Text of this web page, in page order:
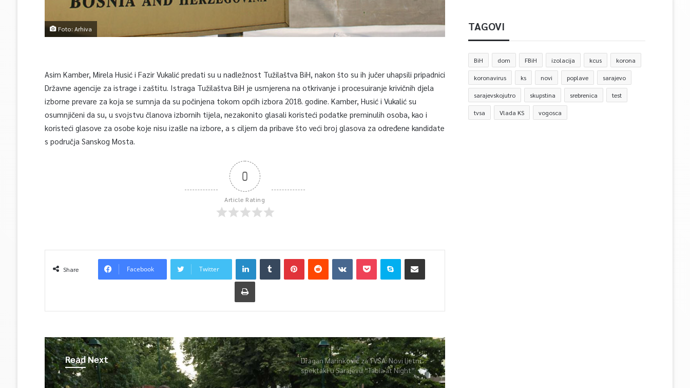
Foto: Arhiva
Asim Kamber, Mirela Husić i Fazir Vukalić predati su u nadležnost Tužilaštva BiH, nakon što su ih jučer uhapsili pripadnici
Državne agencije za istrage i zaštitu. Istraga Tužilaštva BiH je usmjerena na otkrivanje i procesuiranje krivičnih djela
izborne prevare za koja se sumnja da su počinjena tokom općih izbora 2018. godine. Kamber, Husić i Vukalić su
osumnjičeni da su, u svojstvu članova izbornih tijela, nezakonito glasali koristeći podatke preminulih osoba, kao i
koristeći glasove za osobe koje nisu izašle na izbore, a s ciljem da pribave što veći broj glasova za određene kandidate
s područja Sanskog Mosta.
0
Article Rating
Share Facebook Twitter
Read Next
Dragan Marinković za TVSA: Novi ljetni
spektakl u Sarajevu “Tabia at Night”
TAGOVI
BiH dom FBiH izolacija kcus korona
koronavirus ks novi poplave sarajevo
sarajevskojutro skupstina srebrenica test
tvsa Vlada KS vogosca